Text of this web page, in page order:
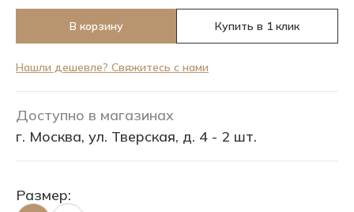
В корзину Купить в 1 клик
Нашли дешевле? Свяжитесь с нами
Доступно в магазинах
г. Москва, ул. Тверская, д. 4 - 2 шт.
Размер: